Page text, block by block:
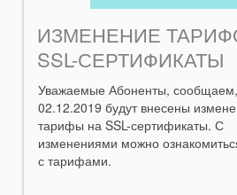
ИЗМЕНЕНИЕ
SSL-СЕРТИФИКАТЫ
Уважаемые Абоненты,
02.12.2019 будут внесены
тарифы на SSL-сертификаты. С
изменениями можно
с тарифами.